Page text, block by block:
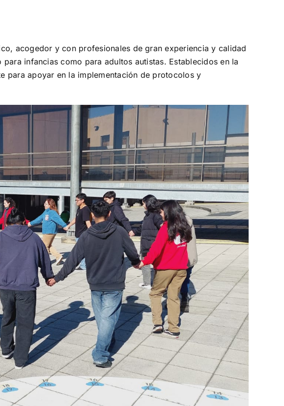
acogedor y con profesionales de gran experiencia y calidad
infancias como para adultos autistas. Establecidos en la
para apoyar en la implementación de protocolos y